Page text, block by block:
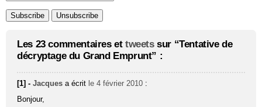
Les 23 commentaires et tweetssur “Tentative de
décryptage du Grand Emprunt” :
[1] -Jacques a écrit le 4 février 2010 :
Bonjour,